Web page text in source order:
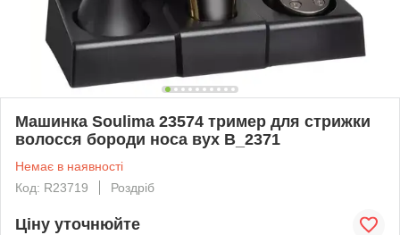
Машинка Soulima 23574 тример для стрижки
волосся бороди носа вух B_2371
Немає в наявності
Код: R23719
Роздріб
Ціну уточнюйте